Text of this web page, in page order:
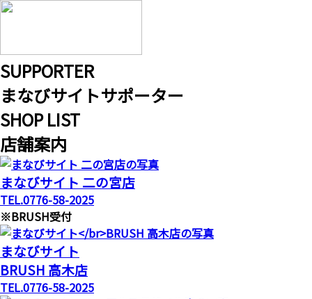
SUPPORTER
まなびサイトサポーター
SHOP LIST
店舗案内
まなびサイト 二の宮店
TEL.0776-58-2025
※BRUSH受付
まなびサイト
BRUSH 高木店
TEL.0776-58-2025